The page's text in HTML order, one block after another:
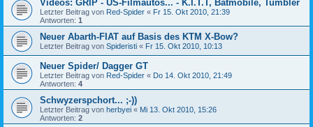
Videos: GRIP - US-Filmautos... - K.I.T.T, Batmobile, Tumbler
Letzter Beitrag von Red-Spider « Fr 15. Okt 2010, 21:39
Antworten: 1
Neuer Abarth-FIAT auf Basis des KTM X-Bow?
Letzter Beitrag von Spideristi « Fr 15. Okt 2010, 10:13
Neuer Spider/ Dagger GT
Letzter Beitrag von Red-Spider « Do 14. Okt 2010, 21:49
Antworten: 4
Schwyzerspchort... ;-))
Letzter Beitrag von herbyei « Mi 13. Okt 2010, 15:26
Antworten: 2